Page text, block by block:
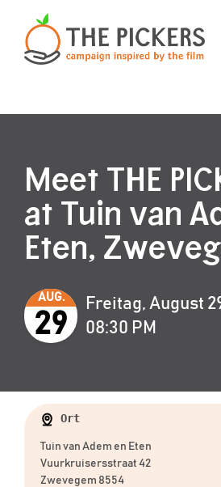
Meet THE
at Tuin van
Eten,
AUG.
29
Freitag, August
08:30 PM
Ort
Tuin van Adem en Eten
Vuurkruisersstraat 42
Zwevegem 8554